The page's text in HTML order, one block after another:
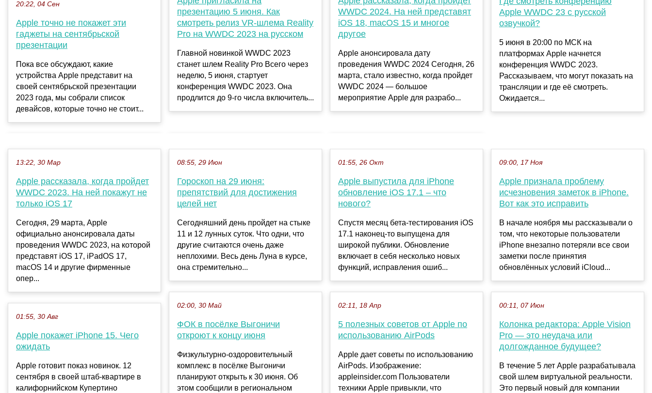
20:22, 04 Сен
Apple точно не покажет эти
гаджеты на сентябрьской
презентации
Пока все обсуждают, какие
устройства Apple представит на
своей сентябрьской презентации
2023 года, мы собрали список
девайсов, которые точно не стоит...
презентацию 5 июня. Как
смотреть релиз VR-шлема Reality
Pro на WWDC 2023 на русском
Главной новинкой WWDC 2023
станет шлем Reality Pro Всего через
неделю, 5 июня, стартует
конференция WWDC 2023. Она
продлится до 9-го числа включитель...
WWDC 2024. На ней представят
iOS 18, macOS 15 и многое
другое
Apple анонсировала дату
проведения WWDC 2024 Сегодня, 26
марта, стало известно, когда пройдет
WWDC 2024 — большое
мероприятие Apple для разрабо...
Apple WWDC 23 с русской
озвучкой?
5 июня в 20:00 по МСК на
платформах Apple начнется
конференция WWDC 2023.
Рассказываем, что могут показать на
трансляции и где её смотреть.
Ожидается...
13:22, 30 Мар
Apple рассказала, когда пройдет
WWDC 2023. На ней покажут не
только iOS 17
Сегодня, 29 марта, Apple
официально анонсировала даты
проведения WWDC 2023, на которой
представят iOS 17, iPadOS 17,
macOS 14 и другие фирменные
опер...
01:55, 30 Авг
Apple покажет iPhone 15. Чего
ожидать
Apple готовит показ новинок. 12
сентября в своей штаб-квартире в
калифорнийском Купертино
08:55, 29 Июн
Гороскоп на 29 июня:
препятствий для достижения
целей нет
Сегодняшний день пройдет на стыке
11 и 12 лунных суток. Что одни, что
другие считаются очень даже
неплохими. Весь день Луна в курсе,
она стремительно...
02:00, 30 Май
ФОК в посёлке Выгоничи
откроют к концу июня
Физкультурно-оздоровительный
комплекс в посёлке Выгоничи
планируют открыть к 30 июня. Об
этом сообщили в региональном
01:55, 26 Окт
Apple выпустила для iPhone
обновление iOS 17.1 – что
нового?
Спустя месяц бета-тестирования iOS
17.1 наконец-то выпущена для
широкой публики. Обновление
включает в себя несколько новых
функций, исправления ошиб...
02:11, 18 Апр
5 полезных советов от Apple по
использованию AirPods
Apple дает советы по использованию
AirPods. Изображение:
appleinsider.com Пользователи
техники Apple привыкли, что
09:00, 17 Ноя
Apple признала проблему
исчезновения заметок в iPhone.
Вот как это исправить
В начале ноября мы рассказывали о
том, что некоторые пользователи
iPhone внезапно потеряли все свои
заметки после принятия
обновлённых условий iCloud...
00:11, 07 Июн
Колонка редактора: Apple Vision
Pro — это неудача или
долгожданное будущее?
В течение 5 лет Apple разрабатывала
свой шлем виртуальной реальности.
Это первый новый для компании